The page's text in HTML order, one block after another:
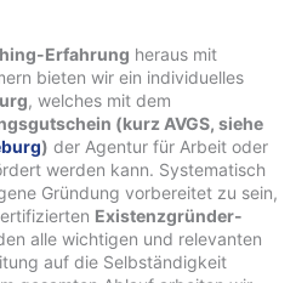
Erfahrung heraus mit
bieten wir ein individuelles
, welches mit dem
(kurz AVGS, siehe
) der Agentur für Arbeit oder
werden kann. Systematisch
Gründung vorbereitet zu sein,
Existenzgründer-
alle wichtigen und relevanten
auf die Selbständigkeit